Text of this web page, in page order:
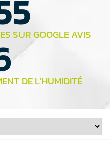
SUR GOOGLE AVIS
DE L’HUMIDITÉ